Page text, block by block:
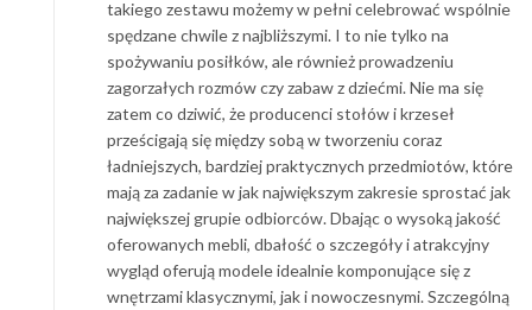
takiego zestawu możemy w pełni celebrować wspólnie
spędzane chwile z najbliższymi. I to nie tylko na
spożywaniu posiłków, ale również prowadzeniu
zagorzałych rozmów czy zabaw z dziećmi. Nie ma się
zatem co dziwić, że producenci stołów i krzeseł
prześcigają się między sobą w tworzeniu coraz
ładniejszych, bardziej praktycznych przedmiotów, które
mają za zadanie w jak największym zakresie sprostać jak
największej grupie odbiorców. Dbając o wysoką jakość
oferowanych mebli, dbałość o szczegóły i atrakcyjny
wygląd oferują modele idealnie komponujące się z
wnętrzami klasycznymi, jak i nowoczesnymi. Szczególną